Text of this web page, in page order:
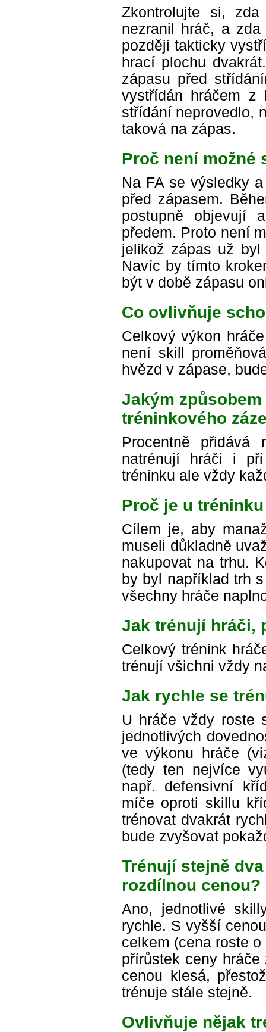
Zkontrolujte si,
nezranil hráč, a
později takticky
hrací plochu
zápasu před
vystřídán hráčem
střídání neprovedlo,
taková na zápas.
Proč není možné
Na FA se výsledky
před zápasem.
postupně objevují
předem. Proto není
jelikož zápas už byl
Navíc by tímto
být v době zápasu
Co ovlivňuje
Celkový výkon
není skill
hvězd v zápase,
Jakým
tréninkového
Procentně
natrénují hráči i
tréninku ale vždy
Proč je u
Cílem je, aby
museli důkladně
nakupovat na trhu.
by byl například trh
všechny hráče
Jak trénují hráči,
Celkový trénink
trénují všichni vždy
Jak rychle se
U hráče vždy roste
jednotlivých
ve výkonu hráče
(tedy ten nejvíce
např. defensivní
míče oproti skillu
trénovat dvakrát
bude zvyšovat
Trénují stejně
rozdílnou cenou?
Ano, jednotlivé
rychle. S vyšší
celkem (cena roste
přírůstek ceny
cenou klesá,
trénuje stále stejně.
Ovlivňuje nějak